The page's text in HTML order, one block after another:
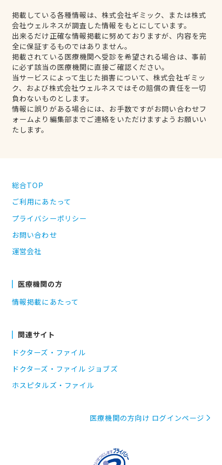
掲載している各種情報は、株式会社ギミック、または株式
会社ウェルネスが調査した情報をもとにしています。
出来るだけ正確な情報掲載に努めておりますが、内容を完
全に保証するものではありません。
掲載されている医療機関へ受診を希望される場合は、事前
に必ず該当の医療機関に直接ご確認ください。
当サービスによって生じた損害について、株式会社ギミッ
ク、および株式会社ウェルネスではその賠償の責任を一切
負わないものとします。
情報に誤りがある場合には、お手数ですがお問い合わせフ
ォームより編集部までご連絡をいただけますようお願いい
たします。
総合TOP
ご利用にあたって
プライバシーポリシー
お問い合わせ
運営会社
医療機関の方
情報掲載にあたって
関連サイト
ドクターズ・ファイル
ドクターズ・ファイル ジョブズ
ホスピタルズ・ファイル
医療機関の方向け ログインページ